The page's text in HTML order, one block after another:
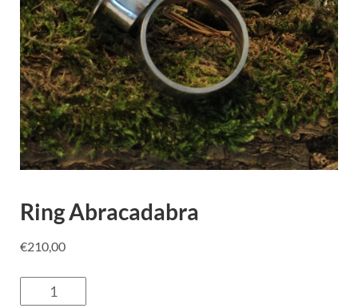
Ring Abracadabra
€210,00